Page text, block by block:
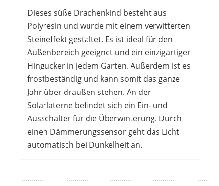
Dieses süße Drachenkind besteht aus
Polyresin und wurde mit einem verwitterten
Steineffekt gestaltet. Es ist ideal für den
Außenbereich geeignet und ein einzigartiger
Hingucker in jedem Garten. Außerdem ist es
frostbeständig und kann somit das ganze
Jahr über draußen stehen. An der
Solarlaterne befindet sich ein Ein- und
Ausschalter für die Überwinterung. Durch
einen Dämmerungssensor geht das Licht
automatisch bei Dunkelheit an.
Der kleine Drache ist auch in natura sehr
niedlich und wird gut verpackt geliefert. Trotz